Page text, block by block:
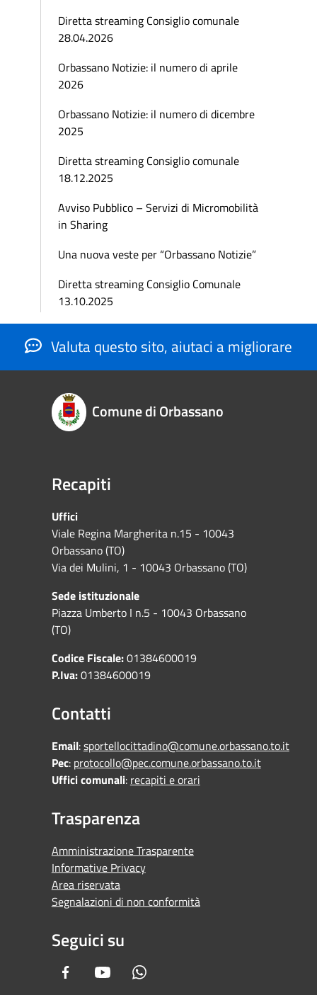
Diretta streaming Consiglio comunale
28.04.2026
Orbassano Notizie: il numero di aprile
2026
Orbassano Notizie: il numero di dicembre
2025
Diretta streaming Consiglio comunale
18.12.2025
Avviso Pubblico – Servizi di Micromobilità
in Sharing
Una nuova veste per “Orbassano Notizie”
Diretta streaming Consiglio Comunale
13.10.2025
Valuta questo sito, aiutaci a migliorare
Comune di Orbassano
Recapiti
Uffici
Viale Regina Margherita n.15 - 10043
Orbassano (TO)
Via dei Mulini, 1 - 10043 Orbassano (TO)
Sede istituzionale
Piazza Umberto I n.5 - 10043 Orbassano
(TO)
Codice Fiscale:01384600019
P.Iva:01384600019
Contatti
Email:sportellocittadino@comune.orbassano.to.it
Pec: protocollo@pec.comune.orbassano.to.it
Uffici comunali: recapiti e orari
Trasparenza
Amministrazione Trasparente
Informative Privacy
Area riservata
Segnalazioni di non conformità
Seguici su
FacebookYoutube